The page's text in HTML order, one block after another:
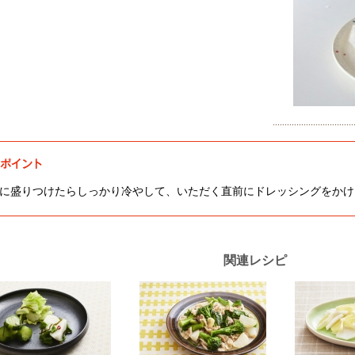
盛りつけたらしっかり冷やして、いただく直前にドレッシングをか
関連レシピ